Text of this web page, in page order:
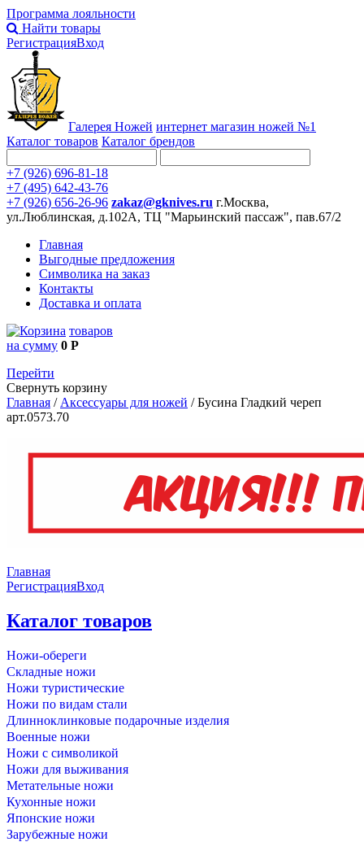
Программа лояльности
Найти товары
РегистрацияВход
Галерея Ножей интернет магазин ножей №1
Каталог товаров Каталог брендов
+7 (926) 696-81-18
+7 (495) 642-43-76
+7 (926) 656-26-96 zakaz@gknives.ru г.Москва,
ул.Люблинская, д.102А, ТЦ "Марьинский пассаж", пав.67/2
Главная
Выгодные предложения
Символика на заказ
Контакты
Доставка и оплата
товаров
на сумму 0 Р
Перейти
Свернуть корзину
Главная / Аксессуары для ножей /Бусина Гладкий череп
арт.0573.70
Главная
РегистрацияВход
Каталог товаров
Ножи-обереги
Складные ножи
Ножи туристические
Ножи по видам стали
Длинноклинковые подарочные изделия
Военные ножи
Ножи с символикой
Ножи для выживания
Метательные ножи
Кухонные ножи
Японские ножи
Зарубежные ножи